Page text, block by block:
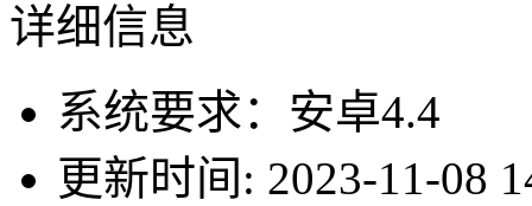
详细信息
系统要求：安卓4.4
更新时间: 2023-11-08